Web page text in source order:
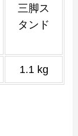
三脚ス
タンド
1.1 kg